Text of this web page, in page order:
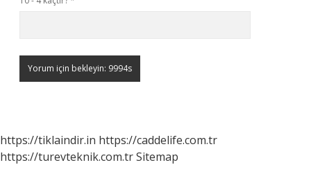
https://tiklaindir.in https://caddelife.com.tr
https://turevteknik.com.trSitemap